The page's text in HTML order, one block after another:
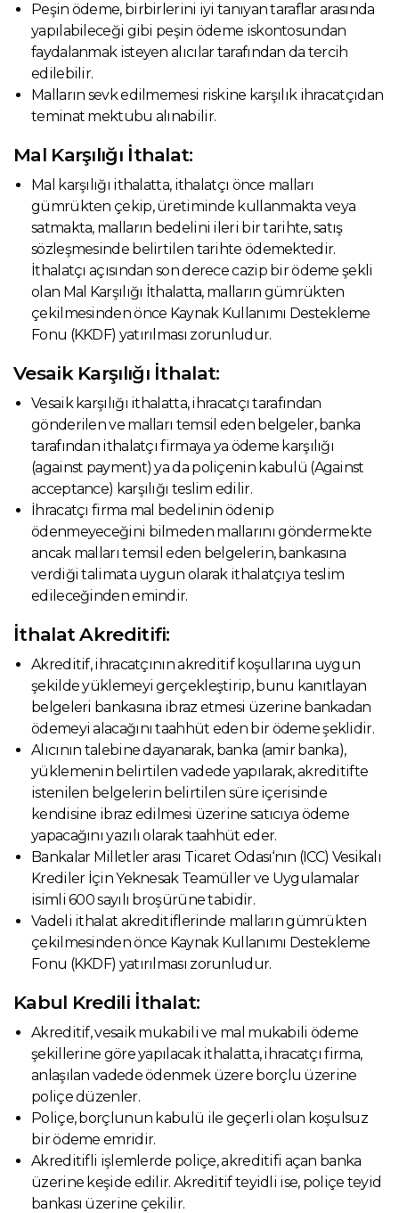
Peşin ödeme, birbirlerini iyi tanıyan taraflar arasında
yapılabileceği gibi peşin ödeme iskontosundan
faydalanmak isteyen alıcılar tarafından da tercih
edilebilir.
Malların sevk edilmemesi riskine karşılık ihracatçıdan
teminat mektubu alınabilir.
Mal Karşılığı İthalat:
Mal karşılığı ithalatta, ithalatçı önce malları
gümrükten çekip, üretiminde kullanmakta veya
satmakta, malların bedelini ileri bir tarihte, satış
sözleşmesinde belirtilen tarihte ödemektedir.
İthalatçı açısından son derece cazip bir ödeme şekli
olan Mal Karşılığı İthalatta, malların gümrükten
çekilmesinden önce Kaynak Kullanımı Destekleme
Fonu (KKDF) yatırılması zorunludur.
Vesaik Karşılığı İthalat:
Vesaik karşılığı ithalatta, ihracatçı tarafından
gönderilen ve malları temsil eden belgeler, banka
tarafından ithalatçı firmaya ya ödeme karşılığı
(against payment) ya da poliçenin kabulü (Against
acceptance) karşılığı teslim edilir.
İhracatçı firma mal bedelinin ödenip
ödenmeyeceğini bilmeden mallarını göndermekte
ancak malları temsil eden belgelerin, bankasına
verdiği talimata uygun olarak ithalatçıya teslim
edileceğinden emindir.
İthalat Akreditifi:
Akreditif, ihracatçının akreditif koşullarına uygun
şekilde yüklemeyi gerçekleştirip, bunu kanıtlayan
belgeleri bankasına ibraz etmesi üzerine bankadan
ödemeyi alacağını taahhüt eden bir ödeme şeklidir.
Alıcının talebine dayanarak, banka (amir banka),
yüklemenin belirtilen vadede yapılarak, akreditifte
istenilen belgelerin belirtilen süre içerisinde
kendisine ibraz edilmesi üzerine satıcıya ödeme
yapacağını yazılı olarak taahhüt eder.
Bankalar Milletler arası Ticaret Odası‘nın (ICC) Vesikalı
Krediler İçin Yeknesak Teamüller ve Uygulamalar
isimli 600 sayılı broşürüne tabidir.
Vadeli ithalat akreditiflerinde malların gümrükten
çekilmesinden önce Kaynak Kullanımı Destekleme
Fonu (KKDF) yatırılması zorunludur.
Kabul Kredili İthalat:
Akreditif, vesaik mukabili ve mal mukabili ödeme
şekillerine göre yapılacak ithalatta, ihracatçı firma,
anlaşılan vadede ödenmek üzere borçlu üzerine
poliçe düzenler.
Poliçe, borçlunun kabulü ile geçerli olan koşulsuz
bir ödeme emridir.
Akreditifli işlemlerde poliçe, akreditifi açan banka
üzerine keşide edilir. Akreditif teyidli ise, poliçe teyid
bankası üzerine çekilir.